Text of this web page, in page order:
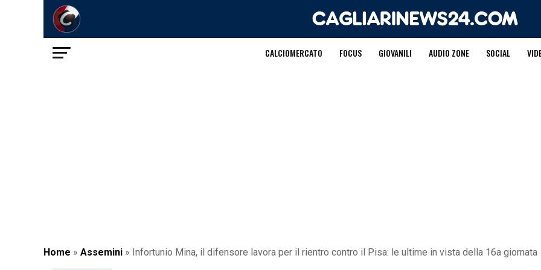
CALCIOMERCATO FOCUS GIOVANILI AUDIO ZONE SOCIAL
Home » Assemini » Infortunio Mina, il difensore lavora per il rientro contro il Pisa: le ultime in vista della 16a giornata